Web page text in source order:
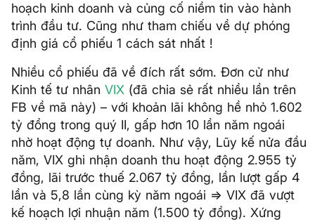
hoạch kinh doanh và củng cố niềm tin vào hành
trình đầu tư. Cũng như tham chiếu về dự phóng
định giá cổ phiếu 1 cách sát nhất !
Nhiều cổ phiếu đã về đích rất sớm. Đơn cử như
Kinh tế tư nhân VIX (đã chia sẻ rất nhiều lần trên
FB về mã này) – với khoản lãi không hề nhỏ 1.602
tỷ đồng trong quý II, gấp hơn 10 lần năm ngoái
nhờ hoạt động tự doanh. Như vậy, Lũy kế nửa đầu
năm, VIX ghi nhận doanh thu hoạt động 2.955 tỷ
đồng, lãi trước thuế 2.067 tỷ đồng, lần lượt gấp 4
lần và 5,8 lần cùng kỳ năm ngoái => VIX đã vượt
kế hoạch lợi nhuận năm (1.500 tỷ đồng). Xứng